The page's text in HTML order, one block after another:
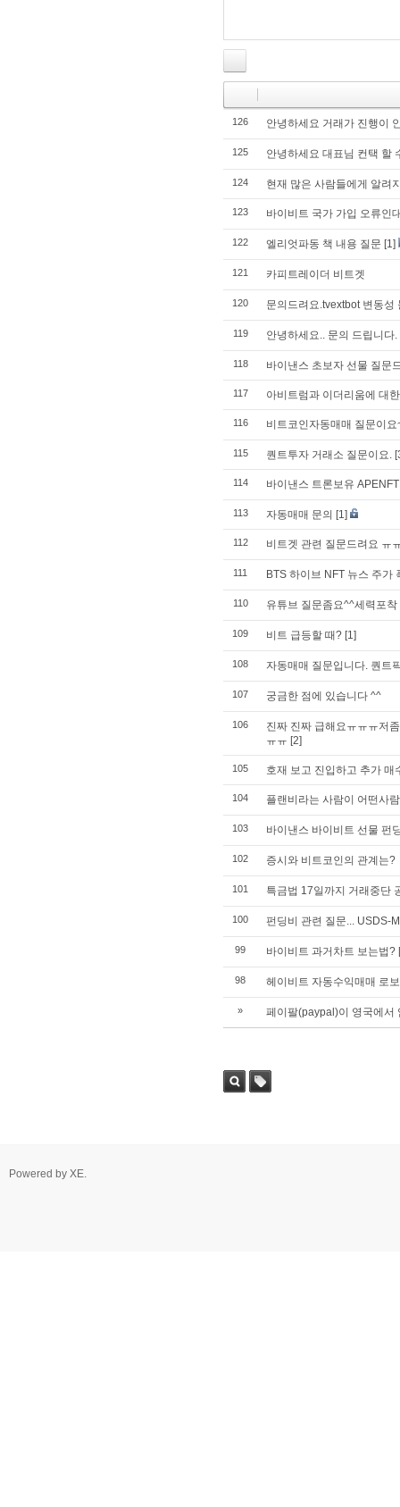
126 안녕하세요 거래가 진행이
125 안녕하세요 대표님 컨택 할
124 현재 많은 사람들에게 알려
123 바이비트 국가 가입 오류인
122 엘리엇파동 책 내용 질문 [1]
121 카피트레이더 비트겟
120 문의드려요.tvextbot 변동성
119 안녕하세요.. 문의 드립니다.
118 바이낸스 초보자 선물 질문
117 아비트럼과 이더리움에 대
116 비트코인자동매매 질문이요
115 퀀트투자 거래소 질문이요.
114 바이낸스 트론보유
113 자동매매 문의 [1]
112 비트겟 관련 질문드려요 ㅠ
111 BTS 하이브 NFT 뉴스 주가
110 유튜브 질문좀요^^세력포
109 비트 급등할 때? [1]
108 자동매매 질문입니다. 퀀트
107 궁금한 점에 있습니다 ^^
106
진짜 진짜 급해요ㅠㅠㅠ저
ㅠㅠ [2]
105 호재 보고 진입하고 추가 매
104 플랜비라는 사람이 어떤사
103 바이낸스 바이비트 선물 펀
102 증시와 비트코인의 관계는?
101 특금법 17일까지 거래중단
100 펀딩비 관련 질문... USDS-
99 바이비트 과거차트 보는법?
98 헤이비트 자동수익매매 로
» 페이팔(paypal)이 영국에서
Powered by XE.